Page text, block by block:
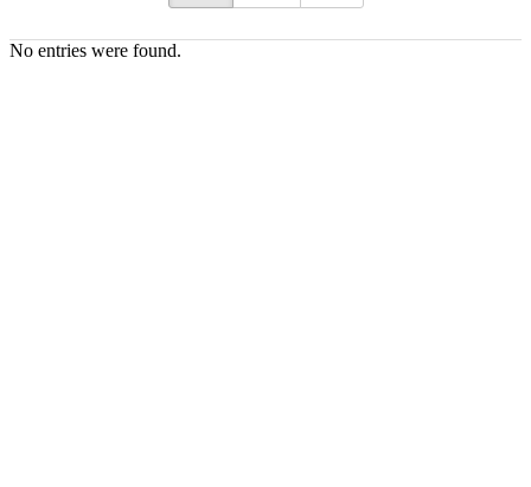
No entries were found.